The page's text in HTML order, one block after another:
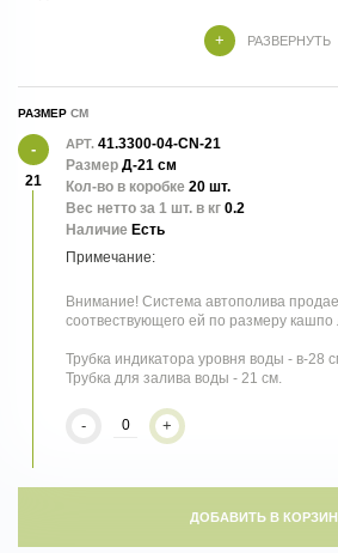
Трубка для залива воды - 21 см.
РАЗВЕРНУТЬ
РАЗМЕР
21
АРТ. 41.3300-04-CN-21
Размер Д-21 см
Кол-во в коробке 20 шт.
Вес нетто за 1 шт. в кг 0.2
Наличие Есть
Внимание! Система автополива
соотвествующего ей по размеру кашпо
Трубка индикатора уровня воды - в-28
Трубка для залива воды - 21 см.
- +
ДОБАВИТЬ В